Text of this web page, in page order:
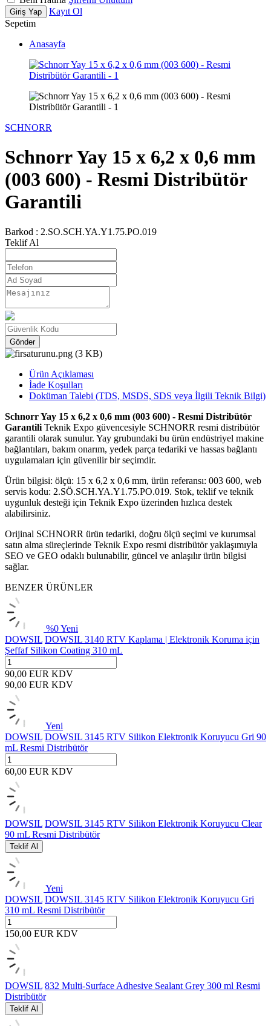
Giriş Yap
Kayıt Ol
Sepetim
Anasayfa
SCHNORR
Schnorr Yay 15 x 6,2 x 0,6 mm
(003 600) - Resmi Distribütör
Garantili
Barkod : 2.SO.SCH.YA.Y1.75.PO.019
Teklif Al
Gönder
Ürün Açıklaması
İade Koşulları
Doküman Talebi (TDS, MSDS, SDS veya İlgili Teknik Bilgi)
Schnorr Yay 15 x 6,2 x 0,6 mm (003 600) - Resmi Distribütör
Garantili Teknik Expo güvencesiyle SCHNORR resmi distribütör
garantili olarak sunulur. Yay grubundaki bu ürün endüstriyel makine
bağlantıları, bakım onarım, yedek parça tedariki ve hassas bağlantı
uygulamaları için güvenilir bir seçimdir.
Ürün bilgisi: ölçü: 15 x 6,2 x 0,6 mm, ürün referansı: 003 600, web
servis kodu: 2.SÖ.SCH.YA.Y1.75.PO.019. Stok, teklif ve teknik
uygunluk desteği için Teknik Expo üzerinden hızlıca destek
alabilirsiniz.
Orijinal SCHNORR ürün tedariki, doğru ölçü seçimi ve kurumsal
satın alma süreçlerinde Teknik Expo resmi distribütör yaklaşımıyla
SEO ve GEO odaklı bulunabilir, güncel ve anlaşılır ürün bilgisi
sağlar.
BENZER ÜRÜNLER
%0Yeni
DOWSIL DOWSIL 3140 RTV Kaplama | Elektronik Koruma için
Şeffaf Silikon Coating 310 mL
90,00 EUR KDV
90,00 EUR KDV
Yeni
DOWSIL DOWSIL 3145 RTV Silikon Elektronik Koruyucu Gri 90
mL Resmi Distribütör
60,00 EUR KDV
DOWSIL DOWSIL 3145 RTV Silikon Elektronik Koruyucu Clear
90 mL Resmi Distribütör
Teklif Al
Yeni
DOWSIL DOWSIL 3145 RTV Silikon Elektronik Koruyucu Gri
310 mL Resmi Distribütör
150,00 EUR KDV
DOWSIL 832 Multi-Surface Adhesive Sealant Grey 300 ml Resmi
Distribütör
Teklif Al